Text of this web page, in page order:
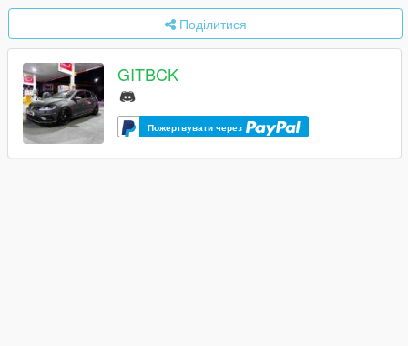
Поділитися
GITBCK
Пожертвувати через